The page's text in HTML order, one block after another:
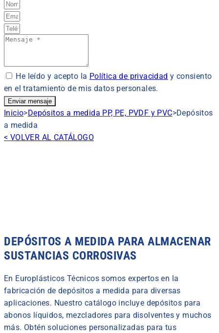
He leído y acepto la Política de privacidad y consiento
en el tratamiento de mis datos personales.
Enviar mensaje
Inicio>Depósitos a medida PP, PE, PVDF y PVC>Depósitos
a medida
< VOLVER AL CATÁLOGO
DEPÓSITOS A MEDIDA PARA ALMACENAR
SUSTANCIAS CORROSIVAS
En Europlásticos Técnicos somos expertos en la
fabricación de depósitos a medida para diversas
aplicaciones. Nuestro catálogo incluye depósitos para
abonos líquidos, mezcladores para disolventes y muchos
más. Obtén soluciones personalizadas para tus